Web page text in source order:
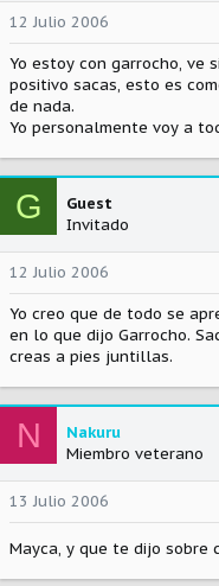
12 Julio 2006
Yo estoy con garrocho, ve
positivo sacas, esto es
de nada.
Yo personalmente voy a
G
Guest
Invitado
12 Julio 2006
Yo creo que de todo se
en lo que dijo Garrocho.
creas a pies juntillas.
N
Nakuru
Miembro veterano
13 Julio 2006
Mayca, y que te dijo sobre